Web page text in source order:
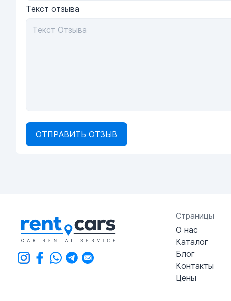
Текст отзыва
ОТПРАВИТЬ ОТЗЫВ
Страницы
О нас
Каталог
Блог
Контакты
Цены